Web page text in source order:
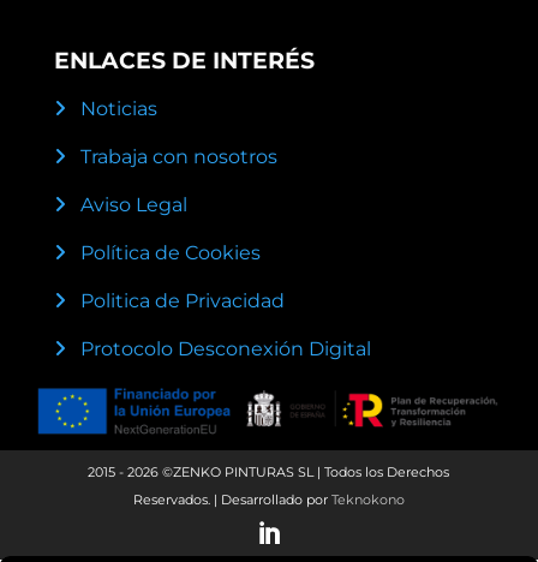
ENLACES DE INTERÉS
Noticias
Trabaja con nosotros
Aviso Legal
Política de Cookies
Politica de Privacidad
Protocolo Desconexión Digital
2015 - 2026 ©ZENKO PINTURAS SL | Todos los Derechos
Reservados. | Desarrollado por Teknokono
